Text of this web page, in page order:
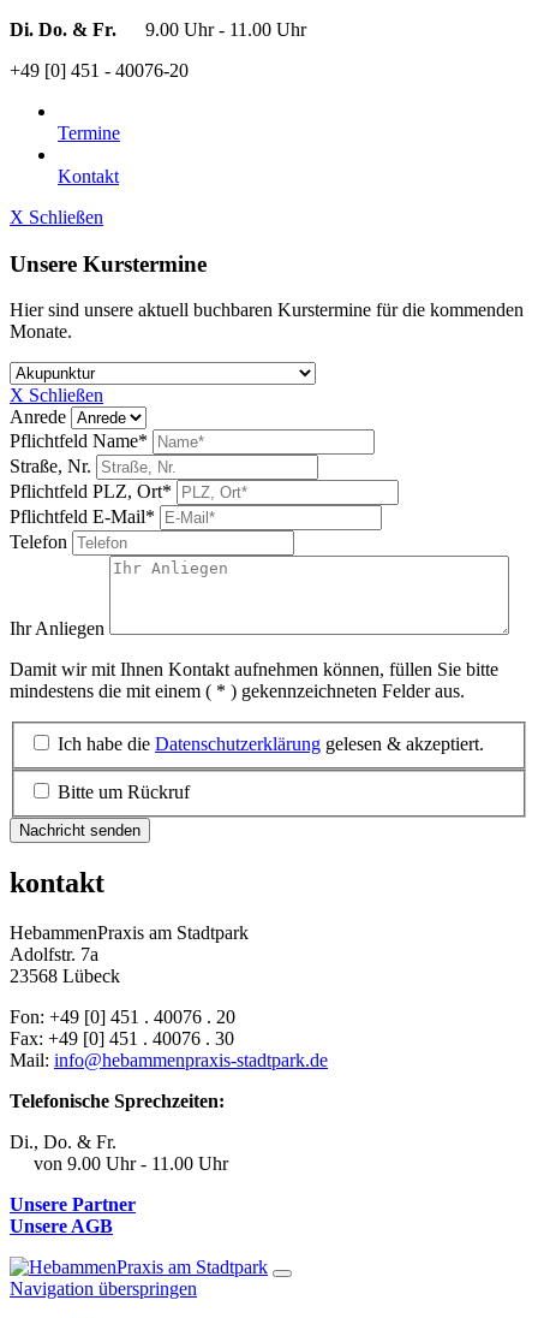
Di. Do. & Fr. 9.00 Uhr - 11.00 Uhr
+49 [0] 451 - 40076-20
Termine
Kontakt
X Schließen
Unsere Kurstermine
Hier sind unsere aktuell buchbaren Kurstermine für die kommenden
Monate.
X Schließen
Anrede
Pflichtfeld Name*
Straße, Nr.
Pflichtfeld PLZ, Ort*
Pflichtfeld E-Mail*
Telefon
Ihr Anliegen
Damit wir mit Ihnen Kontakt aufnehmen können, füllen Sie bitte
mindestens die mit einem ( * ) gekennzeichneten Felder aus.
Ich habe die Datenschutzerklärung gelesen & akzeptiert.
Bitte um Rückruf
Nachricht senden
kontakt
HebammenPraxis am Stadtpark
Adolfstr. 7a
23568 Lübeck
Fon: +49 [0] 451 . 40076 . 20
Fax: +49 [0] 451 . 40076 . 30
Mail: info@hebammenpraxis-stadtpark.de
Telefonische Sprechzeiten:
Di., Do. & Fr.
von 9.00 Uhr - 11.00 Uhr
Unsere Partner
Unsere AGB
Navigation überspringen